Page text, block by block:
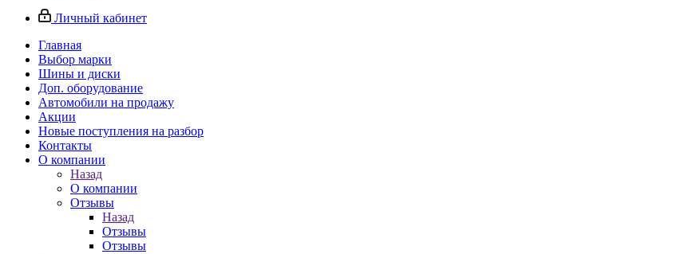
Личный кабинет
Главная
Выбор марки
Шины и диски
Доп. оборудование
Автомобили на продажу
Акции
Новые поступления на разбор
Контакты
О компании
Назад
О компании
Отзывы
Назад
Отзывы
Отзывы